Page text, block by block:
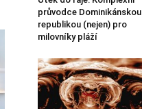
průvodce Dominikánskou
republikou (nejen) pro
milovníky pláží